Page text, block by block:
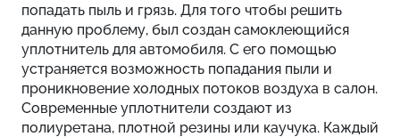
попадать пыль и грязь. Для того чтобы решить
данную проблему, был создан самоклеющийся
уплотнитель для автомобиля. С его помощью
устраняется возможность попадания пыли и
проникновение холодных потоков воздуха в салон.
Современные уплотнители создают из
полиуретана, плотной резины или каучука. Каждый